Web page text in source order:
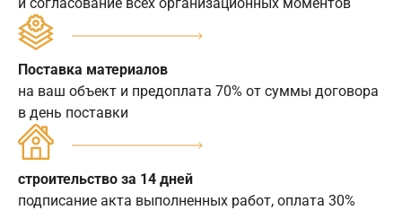
Поставка материалов
на ваш объект и предоплата 70% от суммы договора
в день поставки
строительство за 14 дней
подписание акта выполненных работ, оплата 30%